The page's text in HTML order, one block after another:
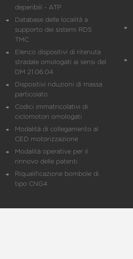
deperibili - ATP
Database delle località a
supporto dei sistemi RDS
TMC
Elenco dispositivi di ritenuta
stradale omologati ai sensi del
DM 21.06.04
Dispositivi riduzioni di massa
particolato
Codici immatricolativi di
ciclomotori omologati
Modalità di collegamento al
CED motorizzazione
Modalità operative per il
rinnovo delle patenti
Riqualificazione bombole di
tipo CNG4